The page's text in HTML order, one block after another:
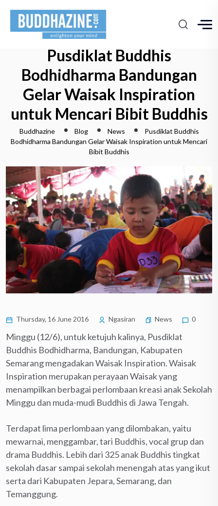
Pusdiklat Buddhis
Bodhidharma Bandungan
Gelar Waisak Inspiration
untuk Mencari Bibit Buddhis
Buddhazine Blog News
Pusdiklat Buddhis
Bodhidharma Bandungan Gelar Waisak Inspiration untuk Mencari
Bibit Buddhis
Thursday, 16 June 2016 Ngasiran News 0
Minggu (12/6), untuk ketujuh kalinya, Pusdiklat
Buddhis Bodhidharma, Bandungan, Kabupaten
Semarang mengadakan Waisak Inspiration. Waisak
Inspiration merupakan perayaan Waisak yang
menampilkan berbagai perlombaan kreasi anak Sekolah
Minggu dan muda-mudi Buddhis di Jawa Tengah.
Terdapat lima perlombaan yang dilombakan, yaitu
mewarnai, menggambar, tari Buddhis, vocal grup dan
drama Buddhis. Lebih dari 325 anak Buddhis tingkat
sekolah dasar sampai sekolah menengah atas yang ikut
serta dari Kabupaten Jepara, Semarang, dan
Temanggung.